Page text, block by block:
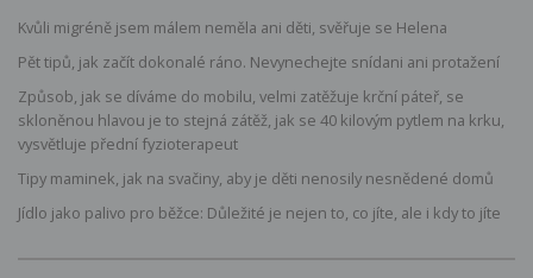
Kvůli migréně jsem málem neměla ani děti, svěřuje se Helena
Pět tipů, jak začít dokonalé ráno. Nevynechejte snídani ani protažení
Způsob, jak se díváme do mobilu, velmi zatěžuje krční páteř, se
skloněnou hlavou je to stejná zátěž, jak se 40 kilovým pytlem na krku,
vysvětluje přední fyzioterapeut
Tipy maminek, jak na svačiny, aby je děti nenosily nesnědené domů
Jídlo jako palivo pro běžce: Důležité je nejen to, co jíte, ale i kdy to jíte